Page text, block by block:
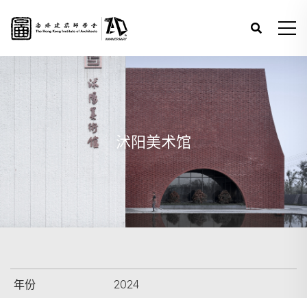
沭阳美术馆
年份 2024